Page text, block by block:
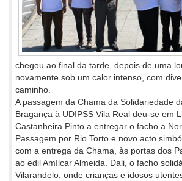
chegou ao final da tarde, depois de uma
novamente sob um calor intenso, com
caminho.
A passagem da Chama da Solidariedade
Bragança à UDIPSS Vila Real deu-se em
Castanheira Pinto a entregar o facho a
Passagem por Rio Torto e novo acto
com a entrega da Chama, às portas dos
ao edil Amílcar Almeida. Dali, o facho
Vilarandelo, onde crianças e idosos